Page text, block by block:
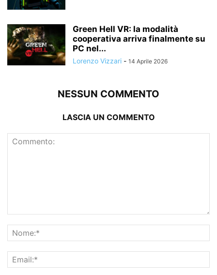
Green Hell VR: la modalità
cooperativa arriva finalmente su
PC nel...
Lorenzo Vizzari - 14 Aprile 2026
NESSUN COMMENTO
LASCIA UN COMMENTO